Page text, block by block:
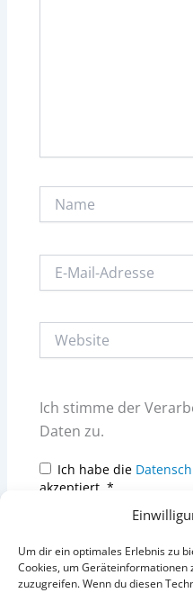
Um dir ein optimales Erlebnis zu
Cookies, um
zuzugreifen. Wenn du diesen
Mail-
Website
Ich stimme der
Daten zu.
Ich habe die
akzeptiert. *